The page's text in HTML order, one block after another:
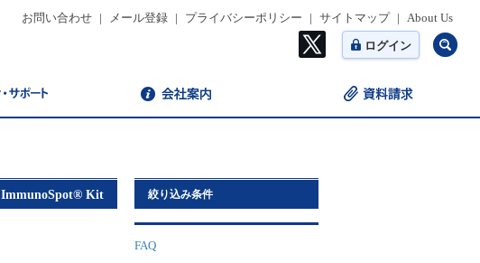
お問い合わせ | メール登録 | プライバシーポリシー | サイトマップ | About Us
ログイン
ImmunoSpot® Kit 絞り込み条件
FAQ